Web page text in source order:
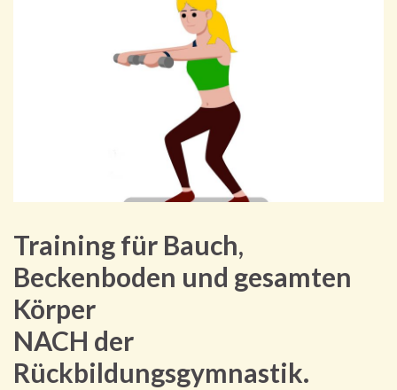
Training für Bauch,
Beckenboden und gesamten
Körper
NACH der
Rückbildungsgymnastik.